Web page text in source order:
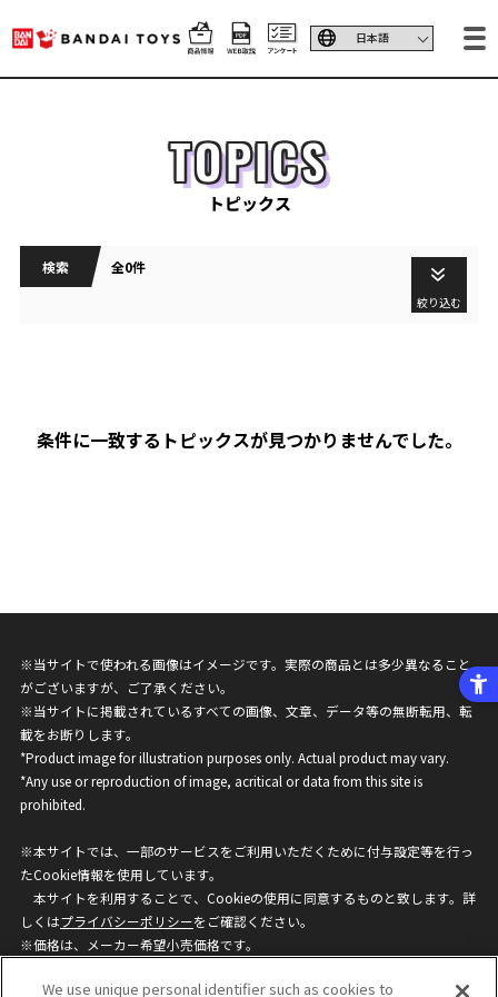
TOPICS
トピックス
検索 全0件
絞り込む
条件に一致するトピックスが見つかりませんでした。
※当サイトで使われる画像はイメージです。実際の商品とは多少異なること
がございますが、ご了承ください。
※当サイトに掲載されているすべての画像、文章、データ等の無断転用、転
載をお断りします。
*Product image for illustration purposes only. Actual product may vary.
*Any use or reproduction of image, acritical or data from this site is
prohibited.
※本サイトでは、一部のサービスをご利用いただくために付与設定等を行っ
たCookie情報を使用しています。
本サイトを利用することで、Cookieの使用に同意するものと致します。詳
しくはプライバシーポリシーをご確認ください。
※価格は、メーカー希望小売価格です。
ざいますのでご了承ください。
We use unique personal identifier such as cookies to